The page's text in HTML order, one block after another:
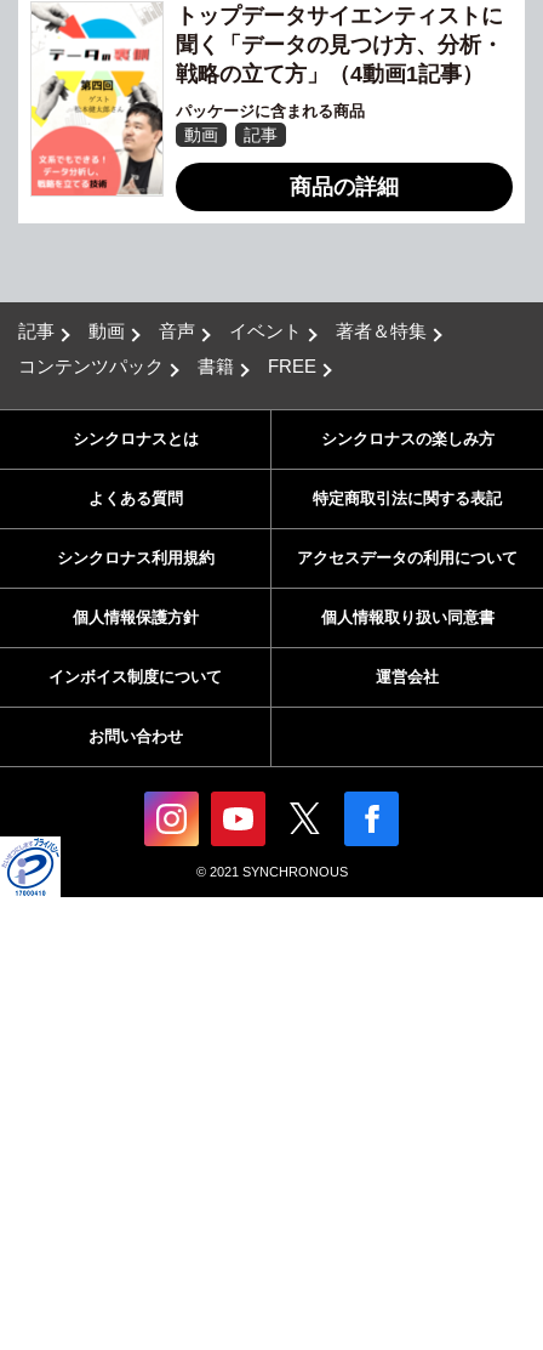
トップデータサイエンティストに
聞く「データの見つけ方、分析・
戦略の立て方」（4動画1記事）
パッケージに含まれる商品
動画 記事
商品の詳細
記事 動画 音声 イベント
著者＆特集
コンテンツパック
書籍 FREE
シンクロナスとは シンクロナスの楽しみ方
よくある質問 特定商取引法に関する表記
シンクロナス利用規約 アクセスデータの利用について
個人情報保護方針 個人情報取り扱い同意書
インボイス制度について 運営会社
お問い合わせ
© 2021 SYNCHRONOUS